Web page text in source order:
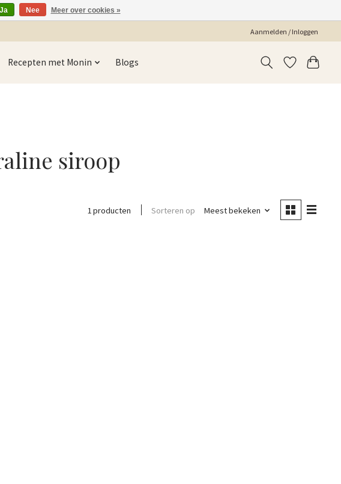
Aanmelden / Inloggen
Recepten met Monin Blogs
siroop
1 producten Sorteren op Meest bekeken
Ja Nee Meer over cookies »